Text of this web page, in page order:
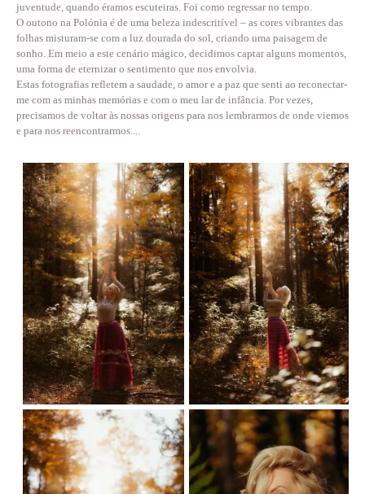
juventude, quando éramos escuteiras. Foi como regressar no tempo.
O outono na Polónia é de uma beleza indescritível – as cores vibrantes das
folhas misturam-se com a luz dourada do sol, criando uma paisagem de
sonho. Em meio a este cenário mágico, decidimos captar alguns momentos,
uma forma de eternizar o sentimento que nos envolvia.
Estas fotografias refletem a saudade, o amor e a paz que senti ao reconectar-
me com as minhas memórias e com o meu lar de infância. Por vezes,
precisamos de voltar às nossas origens para nos lembrarmos de onde viemos
e para nos reencontrarmos....